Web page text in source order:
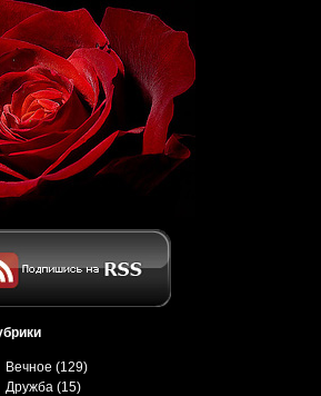
Вечное (129)
Дружба (15)